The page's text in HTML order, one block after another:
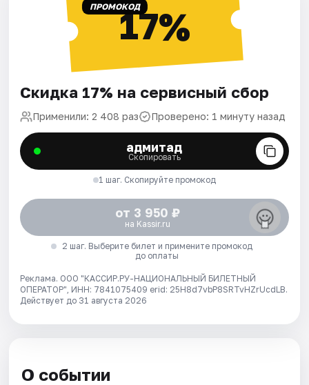
ПРОМОКОД17%
Скидка 17% на сервисный сбор
Применили: 2 408 раз Проверено: 1 минуту назад
адмитад
Скопировать
1 шаг. Скопируйте промокод
от 3 950 ₽
на Kassir.ru
2 шаг. Выберите билет и примените промокод
до оплаты
Реклама. ООО "КАССИР.РУ-НАЦИОНАЛЬНЫЙ БИЛЕТНЫЙ
ОПЕРАТОР", ИНН: 7841075409 erid: 25H8d7vbP8SRTvHZrUcdLB.
Действует до 31 августа 2026
О событии